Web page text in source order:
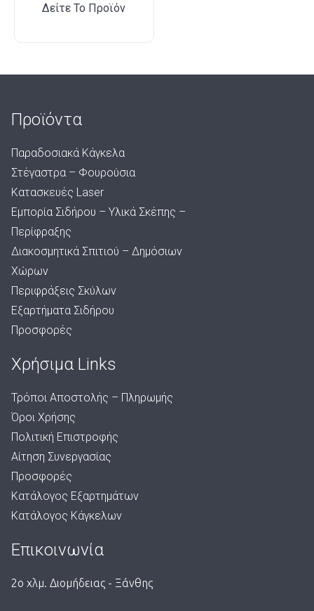
Δείτε Το Προϊόν
Προϊόντα
Παραδοσιακά Κάγκελα
Στέγαστρα – Φουρούσια
Κατασκευές Laser
Εμπορία Σιδήρου – Υλικά Σκέπης –
Περίφραξης
Διακοσμητικά Σπιτιού – Δημόσιων
Χώρων
Περιφράξεις Σκύλων
Εξαρτήματα Σιδήρου
Προσφορές
Χρήσιμα Links
Τρόποι Αποστολής – Πληρωμής
Όροι Χρήσης
Πολιτική Επιστροφής
Αίτηση Συνεργασίας
Προσφορές
Κατάλογος Εξαρτημάτων
Κατάλογος Κάγκελων
Επικοινωνία
2ο χλμ. Διομήδειας - Ξάνθης